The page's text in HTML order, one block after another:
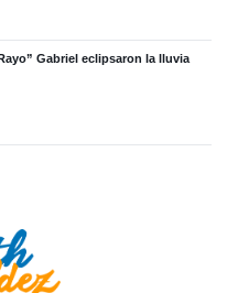
Gabriel eclipsaron la lluvia